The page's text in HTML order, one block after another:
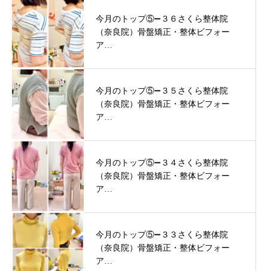
今月のトップ⑤➖３６さくら整体院
（奈良院）骨盤矯正・整体ビフォー
ア…
今月のトップ⑤➖３５さくら整体院
（奈良院）骨盤矯正・整体ビフォー
ア…
今月のトップ⑤➖３４さくら整体院
（奈良院）骨盤矯正・整体ビフォー
ア…
今月のトップ⑤➖３３さくら整体院
（奈良院）骨盤矯正・整体ビフォー
ア…